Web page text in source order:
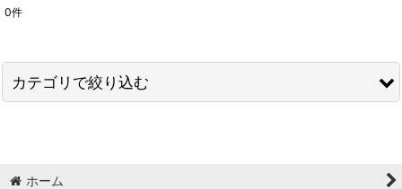
並び順:
0件
カテゴリで絞り込む
ホーム